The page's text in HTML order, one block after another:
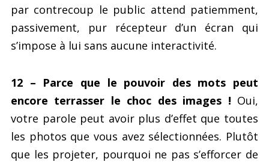
par contrecoup le public attend patiemment,
passivement, pur récepteur d’un écran qui
s’impose à lui sans aucune interactivité.
12 – Parce que le pouvoir des mots peut
encore terrasser le choc des images ! Oui,
votre parole peut avoir plus d’effet que toutes
les photos que vous avez sélectionnées. Plutôt
que les projeter, pourquoi ne pas s’efforcer de